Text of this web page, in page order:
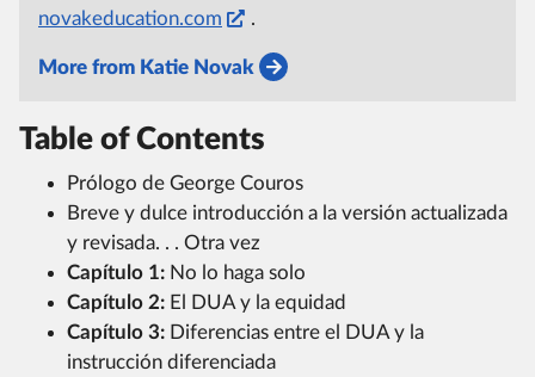
novakeducation.com
.
More from Katie Novak
Table of Contents
Prólogo de George Couros
Breve y dulce introducción a la versión actualizada
y revisada. . . Otra vez
Capítulo 1: No lo haga solo
Capítulo 2: El DUA y la equidad
Capítulo 3: Diferencias entre el DUA y la
instrucción diferenciada